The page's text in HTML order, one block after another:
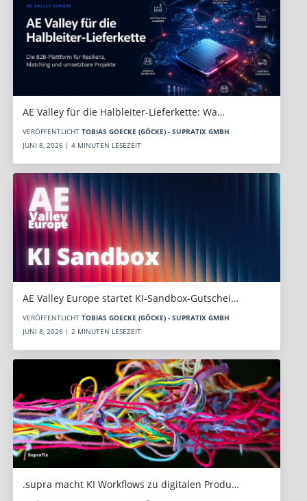
AE Valley für die Halbleiter-Lieferkette: Wa…
VERÖFFENTLICHT TOBIAS GOECKE (GÖCKE) - SUPRATIX GMBH
JUNI 8, 2026 | 4 MINUTEN LESEZEIT
AE Valley Europe startet KI-Sandbox-Gutschei…
VERÖFFENTLICHT TOBIAS GOECKE (GÖCKE) - SUPRATIX GMBH
JUNI 8, 2026 | 2 MINUTEN LESEZEIT
.supra macht KI Workflows zu digitalen Produ…